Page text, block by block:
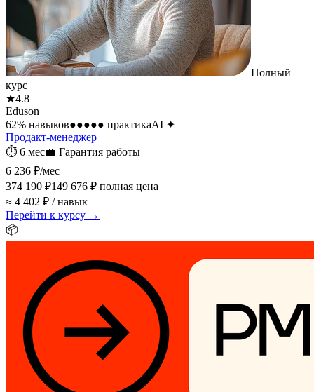
Полный
курс
★4.8
Eduson
62% навыков●●●●● практикаAI ✦
Продакт-менеджер
⏱ 6 мес💼 Гарантия работы
6 236 ₽/мес
374 190 ₽149 676 ₽ полная цена
≈ 4 402 ₽ / навык
Перейти к курсу →
📦